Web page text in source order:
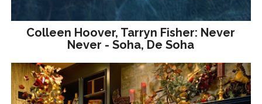
Colleen Hoover, Tarryn Fisher: Never
Never - Soha, De Soha